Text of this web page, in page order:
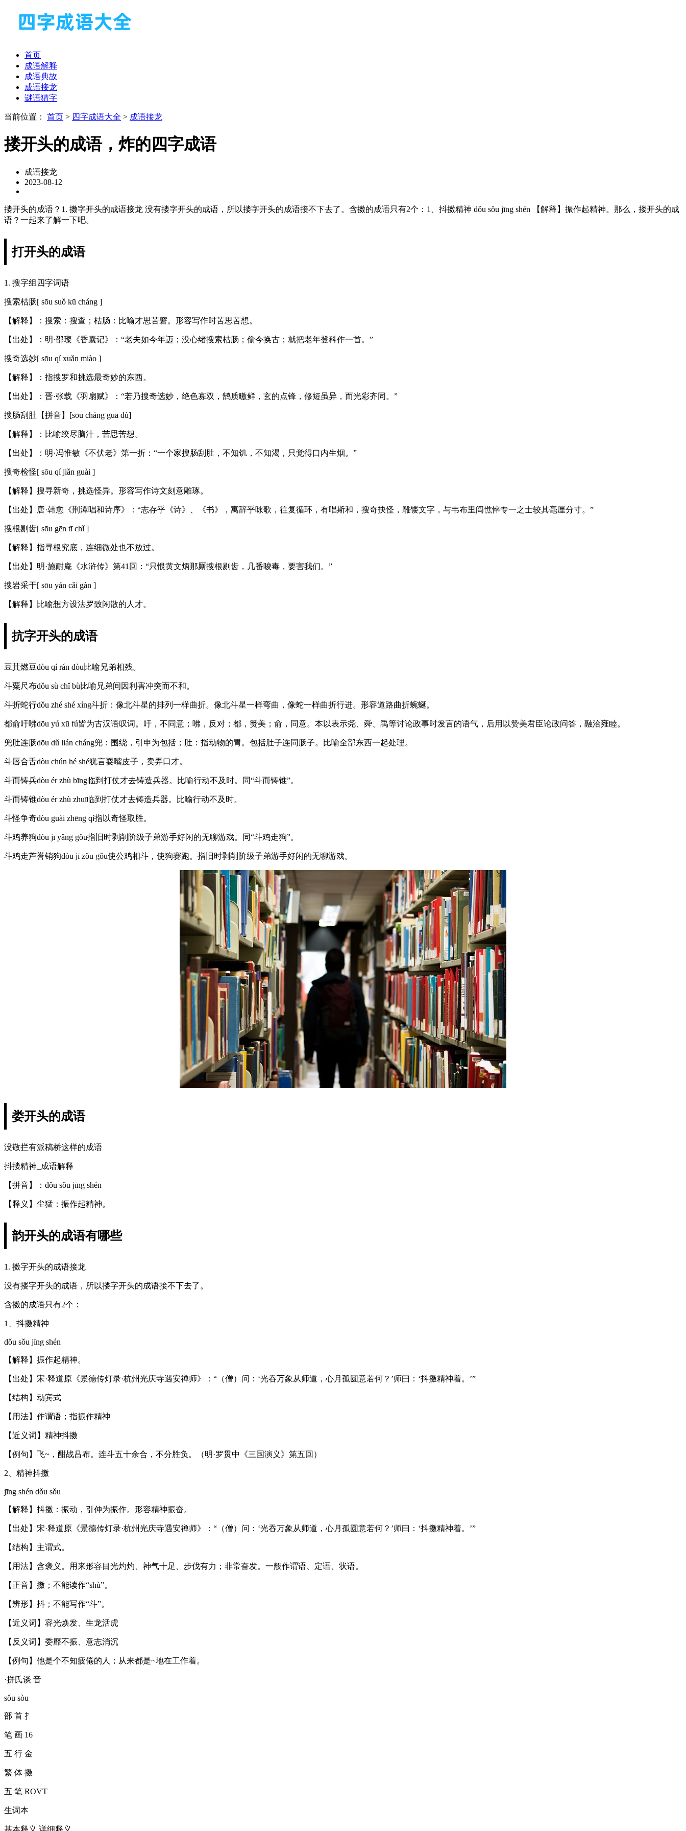
首页
成语解释
成语典故
成语接龙
谜语猜字
当前位置： 首页 > 四字成语大全 > 成语接龙
搂开头的成语，炸的四字成语
成语接龙
2023-08-12
搂开头的成语？1. 擞字开头的成语接龙 没有搂字开头的成语，所以搂字开头的成语接不下去了。含擞的成语只有2个：1、抖擞精神 dǒu sǒu jīng shén 【解释】振作起精神。那么，搂开头的成
语？一起来了解一下吧。
打开头的成语
1. 搜字组四字词语
搜索枯肠[ sōu suǒ kū cháng ]
【解释】：搜索：搜查；枯肠：比喻才思苦窘。形容写作时苦思苦想。
【出处】：明·邵璨《香囊记》：“老夫如今年迈；没心绪搜索枯肠；偷今换古；就把老年登科作一首。”
搜奇选妙[ sōu qí xuǎn miào ]
【解释】：指搜罗和挑选最奇妙的东西。
【出处】：晋·张载《羽扇赋》：“若乃搜奇选妙，绝色寡双，鹄质曒鲜，玄的点锋，修短虽异，而光彩齐同。”
搜肠刮肚【拼音】[sōu cháng guā dù]
【解释】：比喻绞尽脑汁，苦思苦想。
【出处】：明·冯惟敏《不伏老》第一折：“一个家搜肠刮肚，不知饥，不知渴，只觉得口内生烟。”
搜奇检怪[ sōu qí jiǎn guài ]
【解释】搜寻新奇，挑选怪异。形容写作诗文刻意雕琢。
【出处】唐·韩愈《荆潭唱和诗序》：“志存乎《诗》、《书》，寓辞乎咏歌，往复循环，有唱斯和，搜奇抉怪，雕镂文字，与韦布里闾憔悴专一之士较其毫厘分寸。”
搜根剔齿[ sōu gēn tī chǐ ]
【解释】指寻根究底，连细微处也不放过。
【出处】明·施耐庵《水浒传》第41回：“只恨黄文炳那厮搜根剔齿，几番唆毒，要害我们。”
搜岩采干[ sōu yán cǎi gàn ]
【解释】比喻想方设法罗致闲散的人才。
抗字开头的成语
豆萁燃豆dòu qí rán dòu比喻兄弟相残。
斗粟尺布dǒu sù chǐ bù比喻兄弟间因利害冲突而不和。
斗折蛇行dǒu zhé shé xíng斗折：像北斗星的排列一样曲折。像北斗星一样弯曲，像蛇一样曲折行进。形容道路曲折蜿蜒。
都俞吁咈dōu yú xū fú皆为古汉语叹词。吁，不同意；咈，反对；都，赞美；俞，同意。本以表示尧、舜、禹等讨论政事时发言的语气，后用以赞美君臣论政问答，融洽雍睦。
兜肚连肠dōu dǔ lián cháng兜：围绕，引申为包括；肚：指动物的胃。包括肚子连同肠子。比喻全部东西一起处理。
斗唇合舌dòu chún hé shé犹言耍嘴皮子，卖弄口才。
斗而铸兵dòu ér zhù bīng临到打仗才去铸造兵器。比喻行动不及时。同“斗而铸锥”。
斗而铸锥dòu ér zhù zhuī临到打仗才去铸造兵器。比喻行动不及时。
斗怪争奇dòu guài zhēng qí指以奇怪取胜。
斗鸡养狗dòu jī yǎng gǒu指旧时剥削阶级子弟游手好闲的无聊游戏。同“斗鸡走狗”。
斗鸡走芦誉销狗dòu jī zǒu gǒu使公鸡相斗，使狗赛跑。指旧时剥削阶级子弟游手好闲的无聊游戏。
娄开头的成语
没敬拦有派稿桥这样的成语
抖搂精神_成语解释
【拼音】：dǒu sǒu jīng shén
【释义】尘猛：振作起精神。
韵开头的成语有哪些
1. 擞字开头的成语接龙
没有搂字开头的成语，所以搂字开头的成语接不下去了。
含擞的成语只有2个：
1、抖擞精神
dǒu sǒu jīng shén
【解释】振作起精神。
【出处】宋·释道原《景德传灯录·杭州光庆寺遇安禅师》：“（僧）问：‘光吞万象从师道，心月孤圆意若何？’师曰：‘抖擞精神着。’”
【结构】动宾式
【用法】作谓语；指振作精神
【近义词】精神抖擞
【例句】飞~，酣战吕布。连斗五十余合，不分胜负。（明·罗贯中《三国演义》第五回）
2、精神抖擞
jīng shén dǒu sǒu
【解释】抖擞：振动，引伸为振作。形容精神振奋。
【出处】宋·释道原《景德传灯录·杭州光庆寺遇安禅师》：“（僧）问：‘光吞万象从师道，心月孤圆意若何？’师曰：‘抖擞精神着。’”
【结构】主谓式。
【用法】含褒义。用来形容目光灼灼、神气十足、步伐有力；非常奋发。一般作谓语、定语、状语。
【正音】擞；不能读作“shù”。
【辨形】抖；不能写作“斗”。
【近义词】容光焕发、生龙活虎
【反义词】委靡不振、意志消沉
【例句】他是个不知疲倦的人；从来都是~地在工作着。
·拼氏谈 音
sǒu sòu
部 首 扌
笔 画 16
五 行 金
繁 体 擞
五 笔 ROVT
生词本
基本释义 详细释义